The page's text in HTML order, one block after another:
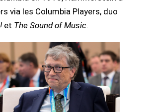
via les Columbia Players, duo
et The Sound of Music.